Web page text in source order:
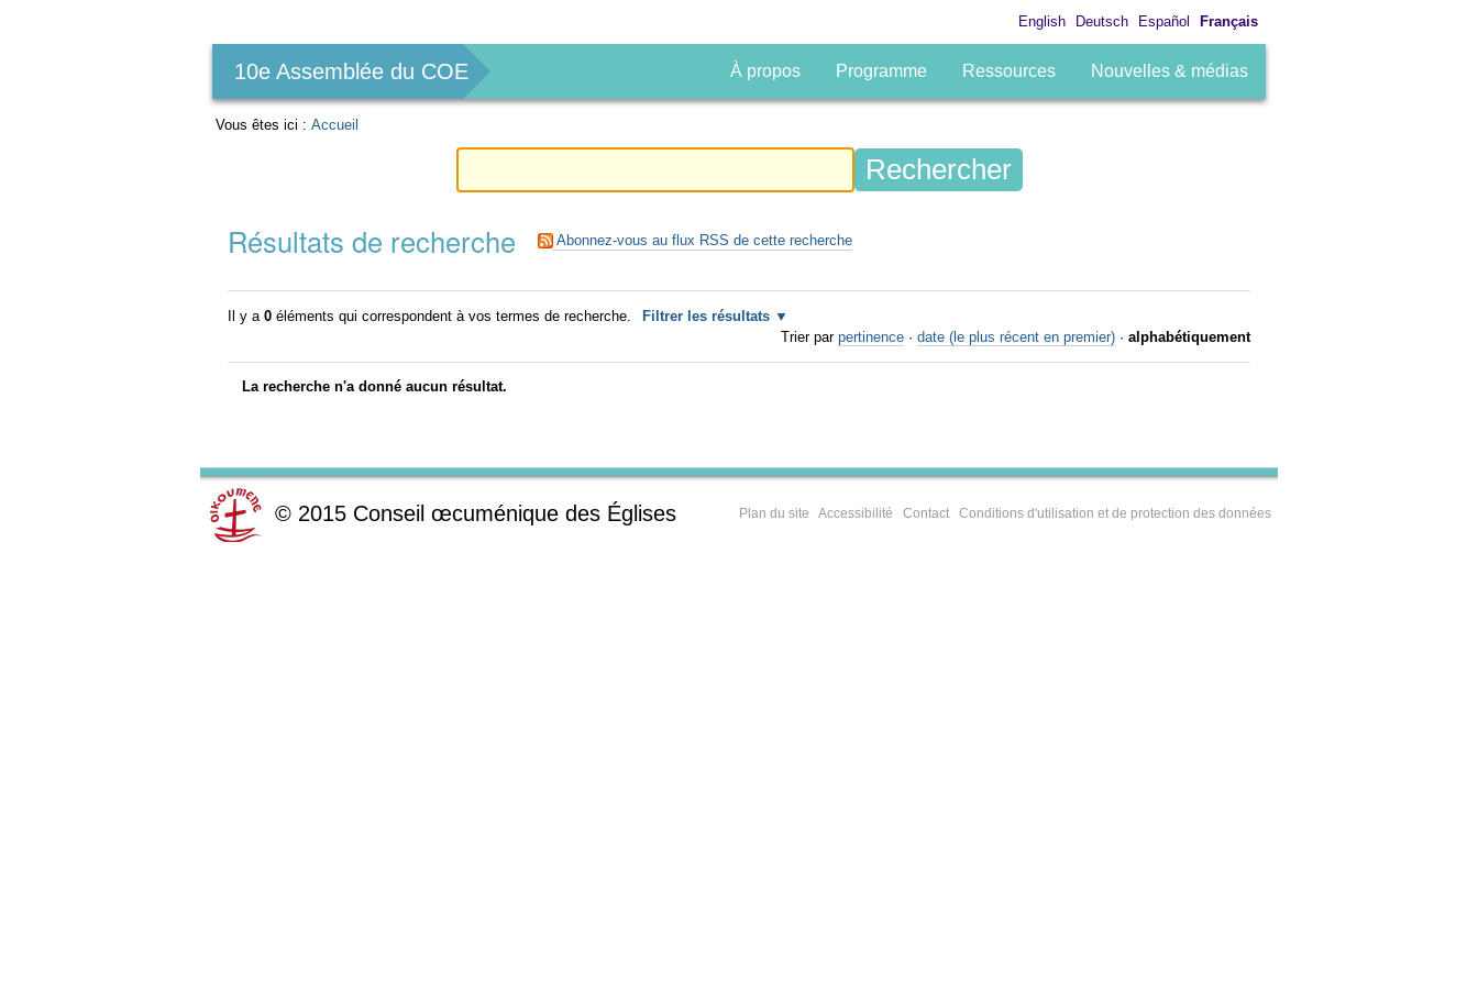
English Deutsch Español Français
10e Assemblée du COE À propos Programme Ressources Nouvelles & médias
Vous êtes ici : Accueil
Résultats de recherche Abonnez-vous au flux RSS de cette recherche
Il y a 0éléments qui correspondent à vos termes de recherche.
Filtrer les résultats
Trier par pertinence · date (le plus récent en premier) · alphabétiquement
La recherche n'a donné aucun résultat.
© 2015 Conseil œcuménique des Églises Plan du site Accessibilité Contact Conditions d'utilisation et de protection des données